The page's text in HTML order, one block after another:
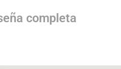
completa